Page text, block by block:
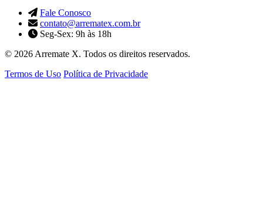
Fale Conosco
contato@arrematex.com.br
Seg-Sex: 9h às 18h
© 2026 Arremate X. Todos os direitos reservados.
Termos de Uso Política de Privacidade